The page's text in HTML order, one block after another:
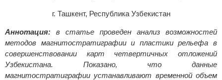
г. Ташкент, Республика Узбекистан
Аннотация: в статье проведен анализ возможностей
методов магнитостратиграфии и пластики рельефа в
совершенствовании карт четвертичных отложений
Узбекистана. Показано, что данные
магнитостратиграфии устанавливают временной объем